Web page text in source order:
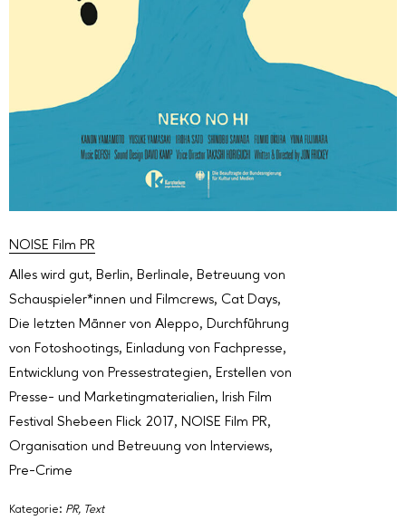
NOISE Film PR
Alles wird gut, Berlin, Berlinale, Betreuung von
Schauspieler*innen und Filmcrews, Cat Days,
Die letzten Männer von Aleppo, Durchführung
von Fotoshootings, Einladung von Fachpresse,
Entwicklung von Pressestrategien, Erstellen von
Presse- und Marketingmaterialien, Irish Film
Festival Shebeen Flick 2017, NOISE Film PR,
Organisation und Betreuung von Interviews,
Pre-Crime
Kategorie: PR, Text